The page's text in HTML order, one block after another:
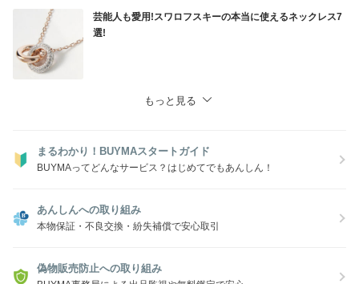
芸能人も愛用!スワロフスキーの本当に使えるネックレス7
選!
もっと見る
まるわかり！BUYMAスタートガイド
BUYMAってどんなサービス？はじめてでもあんしん！
あんしんへの取り組み
本物保証・不良交換・紛失補償で安心取引
偽物販売防止への取り組み